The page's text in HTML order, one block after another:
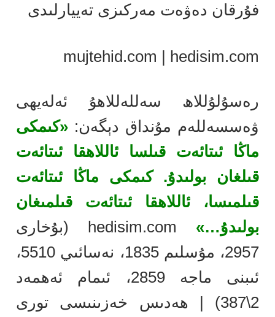
فۇرقان دەۋەت مەركىزى تەييارلىدى
mujtehid.com | hedisim.com
رەسۇلۇللاھ سەللەللاھۇ ئەلەيھى
ۋەسسەللەم مۇنداق دېگەن: «كىمكى
ماڭا ئىتائەت قىلسا ئاللاھقا ئىتائەت
قىلغان بولىدۇ. كىمكى ماڭا ئىتائەت
قىلمىسا، ئاللاھقا ئىتائەت قىلمىغان
بولىدۇ…»
hedisim.com (بۇخارى
2957، مۇسلىم 1835، نەسائىي 5510،
ئىبنى ماجە 2859، ئىمام ئەھمەد
2\387) | ھەدىس خەزىنىسى تورى